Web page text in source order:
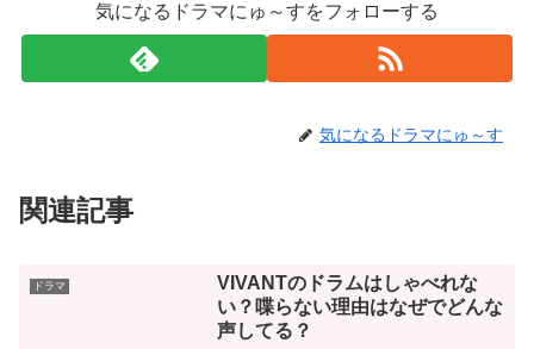
気になるドラマにゅ～すをフォローする
気になるドラマにゅ～す
関連記事
ドラマ
VIVANTのドラムはしゃべれな
い？喋らない理由はなぜでどんな
声してる？